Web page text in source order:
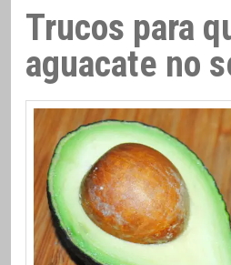
Trucos para
aguacate no